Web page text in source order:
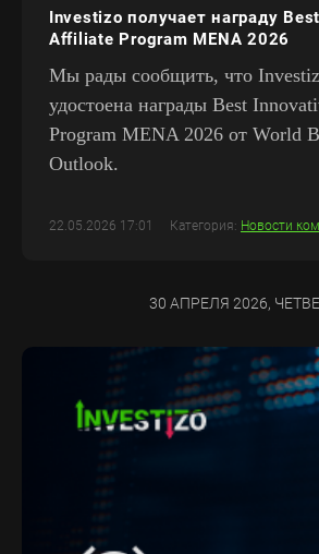
Investizo получает награду
Affiliate Program MENA 2026
Мы рады сообщить, что
удостоена награды Best
Program MENA 2026 от World
Outlook.
22.05.2026 17:01 Категория: Новости
30 АПРЕЛЯ 2026,